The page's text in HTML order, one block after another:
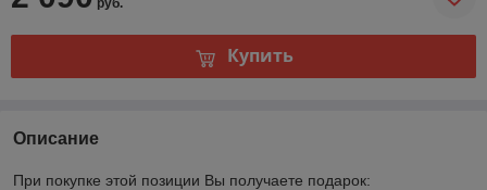
Купить
Описание
При покупке этой позиции Вы получаете подарок: